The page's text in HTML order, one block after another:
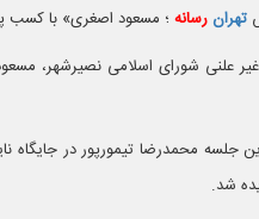
تهران رسانه ؛ مسعود اصغری» با
جلسه محمدرضا تیمورپور در
شد.